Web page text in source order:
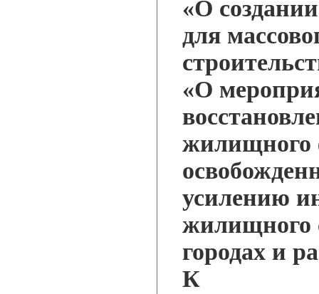
«О
для
«О
жилищного
усилению
жилищного
городах и
К